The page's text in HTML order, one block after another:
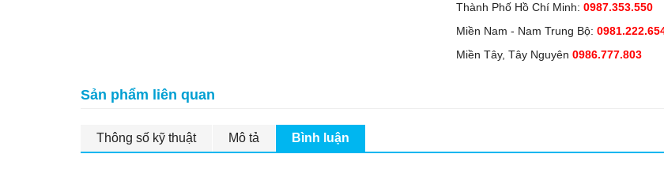
Thành Phố Hồ Chí Minh: 0987.353.550
Miền Nam - Nam Trung Bộ:
Miền Tây, Tây Nguyên 0986.777.803
Sản phẩm liên quan
Thông số kỹ thuật Mô tả Bình luận